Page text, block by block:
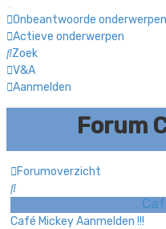
Onbeantwoorde onderwerpen
Actieve onderwerpen
Zoek
V&A
Aanmelden
Forum
Forumoverzicht
Zoek
Café Mickey Aanmelden !!!